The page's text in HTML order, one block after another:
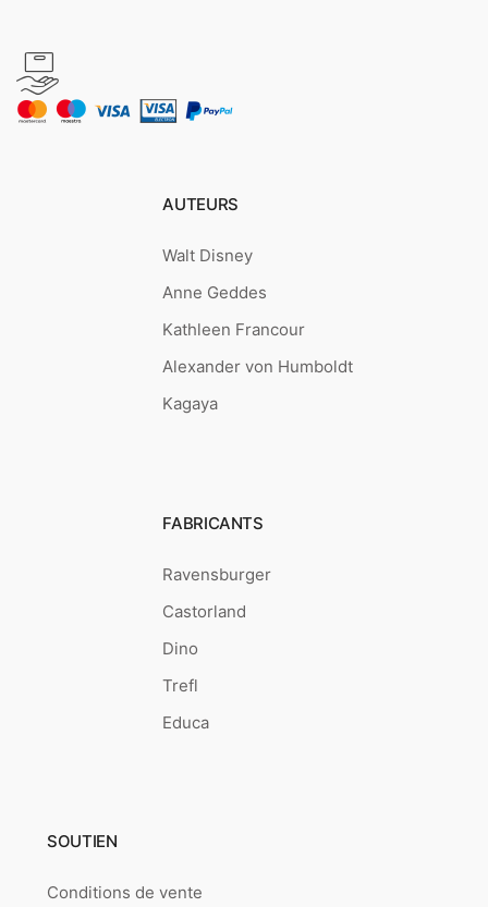
AUTEURS
Walt Disney
Anne Geddes
Kathleen Francour
Alexander von Humboldt
Kagaya
FABRICANTS
Ravensburger
Castorland
Dino
Trefl
Educa
SOUTIEN
Conditions de vente